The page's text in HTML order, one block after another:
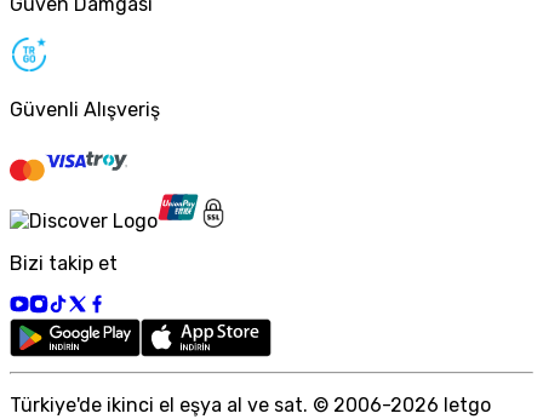
Güvenli Alışveriş
Bizi takip et
Türkiye'de ikinci el eşya al ve sat. © 2006-2026 letgo